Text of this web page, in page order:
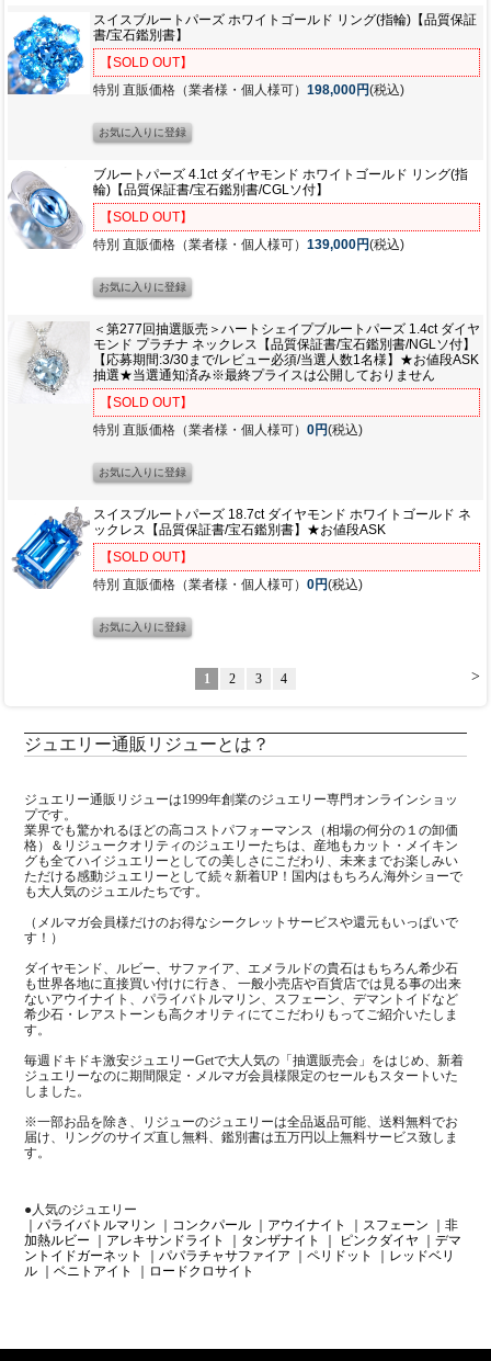
スイスブルートパーズ ホワイトゴールド リング(指輪)【品質保証
書/宝石鑑別書】
【SOLD OUT】
特別 直販価格（業者様・個人様可） 198,000円(税込)
ブルートパーズ 4.1ct ダイヤモンド ホワイトゴールド リング(指
輪)【品質保証書/宝石鑑別書/CGLソ付】
【SOLD OUT】
特別 直販価格（業者様・個人様可） 139,000円(税込)
＜第277回抽選販売＞ハートシェイプブルートパーズ 1.4ct ダイヤ
モンド プラチナ ネックレス【品質保証書/宝石鑑別書/NGLソ付】
【応募期間:3/30まで/レビュー必須/当選人数1名様】★お値段ASK
抽選★当選通知済み※最終プライスは公開しておりません
【SOLD OUT】
特別 直販価格（業者様・個人様可） 0円(税込)
スイスブルートパーズ 18.7ct ダイヤモンド ホワイトゴールド ネ
ックレス【品質保証書/宝石鑑別書】★お値段ASK
【SOLD OUT】
特別 直販価格（業者様・個人様可） 0円(税込)
>
1 2 3 4
ジュエリー通販リジューとは？
ジュエリー通販リジューは1999年創業のジュエリー専門オンラインショッ
プです。
業界でも驚かれるほどの高コストパフォーマンス（相場の何分の１の卸価
格）＆リジュークオリティのジュエリーたちは、産地もカット・メイキン
グも全てハイジュエリーとしての美しさにこだわり、未来までお楽しみい
ただける感動ジュエリーとして続々新着UP！国内はもちろん海外ショーで
も大人気のジュエルたちです。
（メルマガ会員様だけのお得なシークレットサービスや還元もいっぱいで
す！）
ダイヤモンド、ルビー、サファイア、エメラルドの貴石はもちろん希少石
も世界各地に直接買い付けに行き、 一般小売店や百貨店では見る事の出来
ないアウイナイト、パライバトルマリン、スフェーン、デマントイドなど
希少石・レアストーンも高クオリティにてこだわりもってご紹介いたしま
す。
毎週ドキドキ激安ジュエリーGetで大人気の「抽選販売会」をはじめ、新着
ジュエリーなのに期間限定・メルマガ会員様限定のセールもスタートいた
しました。
※一部お品を除き、リジューのジュエリーは全品返品可能、送料無料でお
届け、リングのサイズ直し無料、鑑別書は五万円以上無料サービス致しま
す。
●人気のジュエリー
｜パライバトルマリン
｜コンクパール ｜アウイナイト ｜スフェーン
｜非
加熱ルビー
｜アレキサンドライト ｜タンザナイト ｜ ピンクダイヤ
｜デマ
ントイドガーネット
｜パパラチャサファイア ｜ペリドット
｜レッドベリ
ル
｜ベニトアイト ｜ロードクロサイト